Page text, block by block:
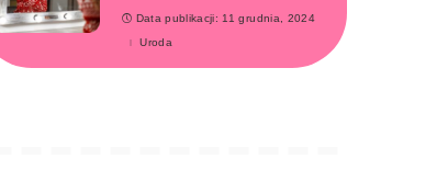
Data publikacji: 11 grudnia, 2024
Uroda